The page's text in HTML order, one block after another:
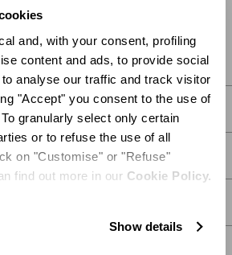
and, with your consent, profiling
content and ads, to provide social
analyse our traffic and track visitor
"Accept" you consent to the use of
granularly select only certain
or to refuse the use of all
on "Customise" or "Refuse"
find out more in our Cookie Policy.
Show details